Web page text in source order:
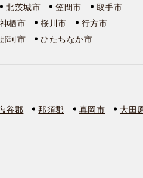
北茨城市 笠間市
取手市
神栖市 桜川市
行方市
那珂市 ひたちなか市
谷郡 那須郡 真岡市
大田